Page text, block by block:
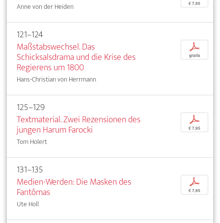
Anne von der Heiden € 7,95
121–124
Maßstabswechsel. Das
Schicksalsdrama und die Krise des
Regierens um 1800
Hans-Christian von Herrmann
p
gratis
125–129
Textmaterial. Zwei Rezensionen des
jungen Harum Farocki
Tom Holert
p
€ 7,95
131–135
Medien-Werden: Die Masken des
Fantômas
Ute Holl
p
€ 7,95